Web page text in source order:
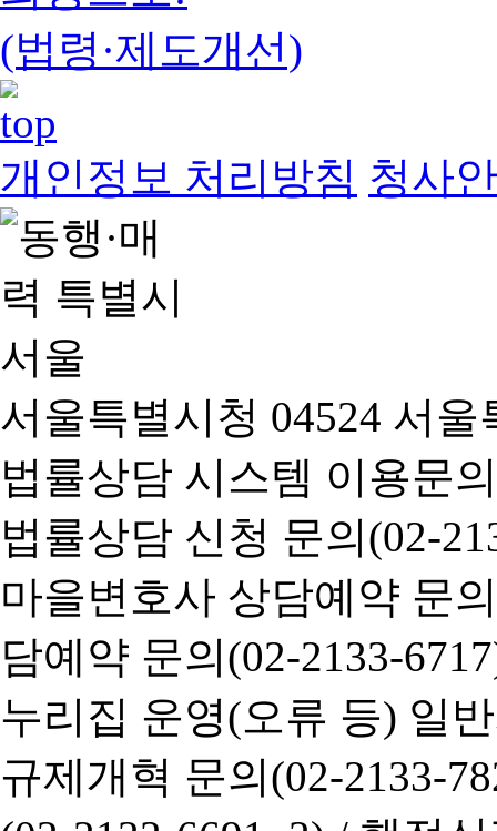
(법령·제도개선)
개인정보 처리방침 청사
서울특별시청 04524 서
법률상담 시스템 이용문
법률상담 신청 문의(02-
마을변호사 상담예약 문
담예약 문의(02-2133-
누리집 운영(오류 등) 일
규제개혁 문의(02-2133-